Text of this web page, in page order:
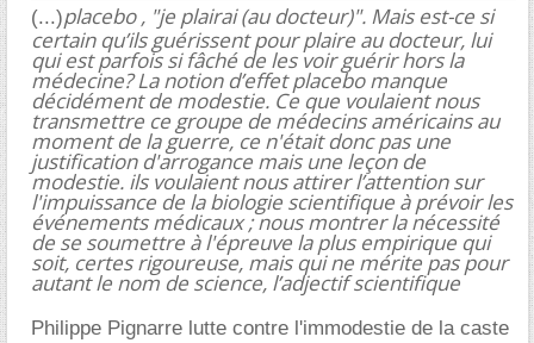
(...)placebo , "je plairai (au docteur)". Mais est-ce si
certain qu’ils guérissent pour plaire au docteur, lui
qui est parfois si fâché de les voir guérir hors la
médecine? La notion d’effet placebo manque
décidément de modestie. Ce que voulaient nous
transmettre ce groupe de médecins américains au
moment de la guerre, ce n'était donc pas une
justification d'arrogance mais une leçon de
modestie. ils voulaient nous attirer l’attention sur
l'impuissance de la biologie scientifique à prévoir les
événements médicaux ; nous montrer la nécessité
de se soumettre à l'épreuve la plus empirique qui
soit, certes rigoureuse, mais qui ne mérite pas pour
autant le nom de science, l’adjectif scientifique
Philippe Pignarre lutte contre l'immodestie de la caste